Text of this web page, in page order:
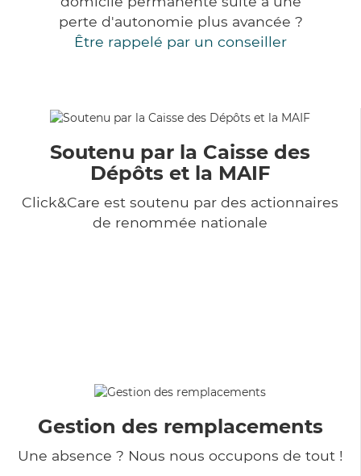
perte d'autonomie plus avancée ?
Être rappelé par un conseiller
Soutenu par la Caisse des
Dépôts et la MAIF
Click&Care est soutenu par des actionnaires
de renommée nationale
Gestion des remplacements
Une absence ? Nous nous occupons de tout !